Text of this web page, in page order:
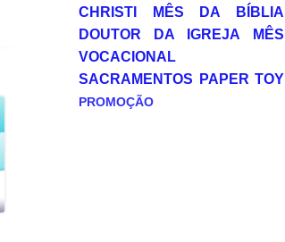
CHRISTI
MÊS DA BÍBLIA
DOUTOR DA IGREJA
MÊS
VOCACIONAL
SACRAMENTOS PAPER TOY
PROMOÇÃO